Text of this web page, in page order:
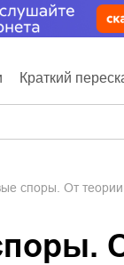
Краткий
споры. От теории